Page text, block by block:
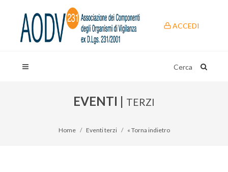
ACCEDI
Cerca
EVENTI | TERZI
Home Eventi terzi « Torna indietro